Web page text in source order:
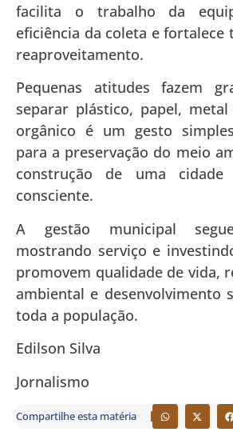
facilita o trabalho da
eficiência da coleta e fortalece
reaproveitamento.
Pequenas atitudes fazem
separar plástico, papel,
orgânico é um gesto
para a preservação do meio
construção de uma
consciente.
A gestão municipal
mostrando serviço e
promovem qualidade de vida,
ambiental e desenvolvimento
toda a população.
Edilson Silva
Jornalismo
Compartilhe esta matéria